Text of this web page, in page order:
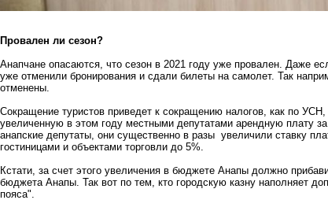
Провален ли сезон?
Анапчане опасаются, что сезон в 2021 году уже провален. Даже
уже отменили бронирования и сдали билеты на самолет. Так
отменены.
Сокращение туристов приведет к сокращению налогов, как по
увеличенную в этом году местными депутатами арендную плату
анапские депутаты, они существенно в разы увеличили ставку
гостиницами и объектами торговли до 5%.
Кстати, за счет этого увеличения в бюджете Анапы должно
бюджета Анапы. Так вот по тем, кто городскую казну наполняет
пояса".